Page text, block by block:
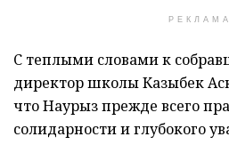
РЕКЛАМА
С теплыми словами к
директор школы Казыбек
что Наурыз прежде всего
солидарности и глубокого